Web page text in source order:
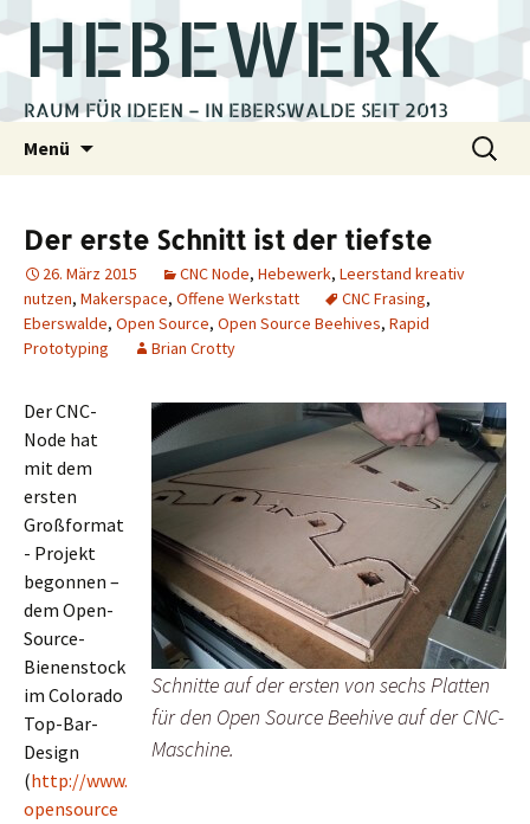
HEBEWERK
RAUM FÜR IDEEN – IN EBERSWALDE SEIT 2013
Menü
Suchen
nach:
Der erste Schnitt ist der tiefste
26. März 2015 CNC Node, Hebewerk, Leerstand kreativ
nutzen, Makerspace, Offene Werkstatt CNC Frasing,
Eberswalde, Open Source, Open Source Beehives, Rapid
Prototyping
Brian Crotty
Schnitte auf der ersten von sechs Platten
für den Open Source Beehive auf der CNC-
Maschine.
Der CNC-
Node hat
mit dem
ersten
Großformat
- Projekt
begonnen –
dem Open-
Source-
Bienenstock
im Colorado
Top-Bar-
Design
(http://www.
opensource